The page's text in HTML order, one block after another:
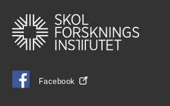
Facebook